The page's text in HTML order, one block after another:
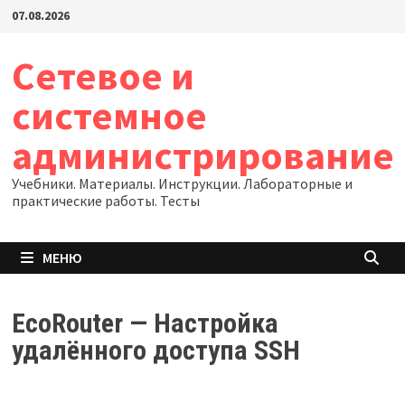
Перейти
07.08.2026
Сетевое и
системное
администрирование
Учебники. Материалы. Инструкции. Лабораторные и
практические работы. Тесты
МЕНЮ
EcoRouter — Настройка
удалённого доступа SSH